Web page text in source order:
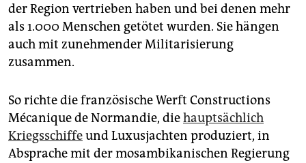
der Region vertrieben haben und bei denen mehr
als 1.000 Menschen getötet wurden. Sie hängen
auch mit zunehmender Militarisierung
zusammen.
So richte die französische Werft Constructions
Mécanique de Normandie, diehauptsächlich
Kriegsschiffeund Luxusjachten produziert, in
Absprache mit der mosambikanischen Regierung